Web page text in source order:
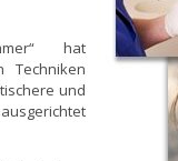
hat
Techniken
und